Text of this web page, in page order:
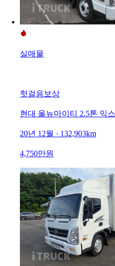
실매물
헛걸음보상
현대 올뉴마이티 2.5톤 익
20년 12월 · 132,903km
4,750만원